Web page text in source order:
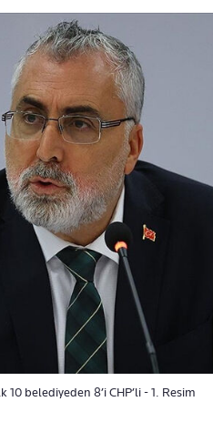
10 belediyeden 8’i CHP’li - 1. Resim